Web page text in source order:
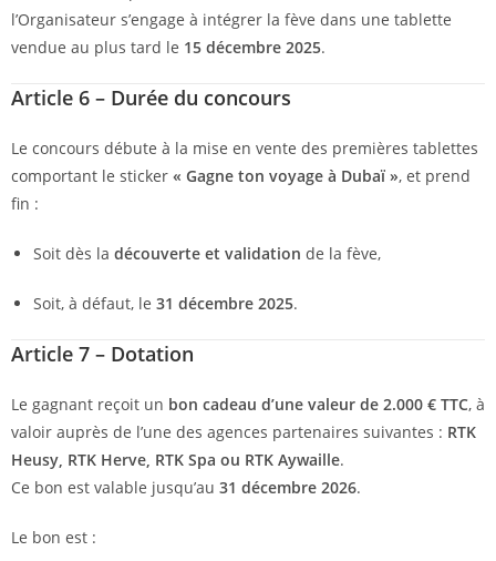
l’Organisateur s’engage à intégrer la fève dans une tablette
vendue au plus tard le 15 décembre 2025.
Article 6 – Durée du concours
Le concours débute à la mise en vente des premières tablettes
comportant le sticker « Gagne ton voyage à Dubaï », et prend
fin :
Soit dès la découverte et validation de la fève,
Soit, à défaut, le 31 décembre 2025.
Article 7 – Dotation
Le gagnant reçoit un bon cadeau d’une valeur de 2.000 € TTC, à
valoir auprès de l’une des agences partenaires suivantes : RTK
Heusy, RTK Herve, RTK Spa ou RTK Aywaille.
Ce bon est valable jusqu’au 31 décembre 2026.
Le bon est :